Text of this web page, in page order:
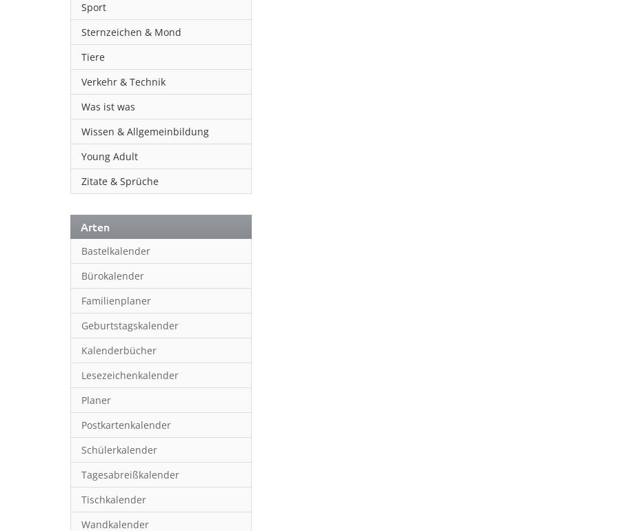
Sport
Sternzeichen & Mond
Tiere
Verkehr & Technik
Was ist was
Wissen & Allgemeinbildung
Young Adult
Zitate & Sprüche
Arten
Bastelkalender
Bürokalender
Familienplaner
Geburtstagskalender
Kalenderbücher
Lesezeichenkalender
Planer
Postkartenkalender
Schülerkalender
Tagesabreißkalender
Tischkalender
Wandkalender